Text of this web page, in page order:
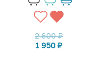
2 600₽
1 950 ₽